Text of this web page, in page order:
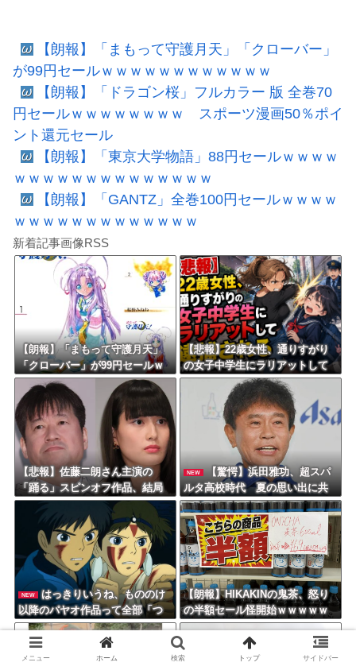
【朗報】「まもって守護月天」「クローバー」
が99円セールｗｗｗｗｗｗｗｗｗｗｗｗ
【朗報】「ドラゴン桜」フルカラー 版 全巻70
円セールｗｗｗｗｗｗｗｗ スポーツ漫画50％ポイ
ント還元セール
【朗報】「東京大学物語」88円セールｗｗｗｗ
ｗｗｗｗｗｗｗｗｗｗｗｗｗｗ
【朗報】「GANTZ」全巻100円セールｗｗｗｗ
ｗｗｗｗｗｗｗｗｗｗｗｗｗ
新着記事画像RSS
【朗報】「まもって守護月天」
「クローバー」が99円セールｗ
ｗｗｗｗｗｗｗｗｗｗｗ
【悲報】22歳女性、通りすがり
の女子中学生にラリアットして
逮捕されるｗｗｗｗｗｗｗｗｗ
【悲報】佐藤二朗さん主演の
「踊る」スピンオフ作品、結局
撮影中止が決定ｗｗｗｗｗｗｗ
NEW
【驚愕】浜田雅功、超スパ
ルタ高校時代 夏の思い出に共
演者衝撃「ええ？」「それはか
わいそう」
NEW
はっきりいうね、もののけ
以降のパヤオ作品って全部「つ
まらない」
【朗報】HIKAKINの鬼茶、怒り
の半額セール怪開始ｗｗｗｗｗ
ｗｗｗｗｗｗｗｗｗ
メニュー ホーム 検索 トップ サイドバー